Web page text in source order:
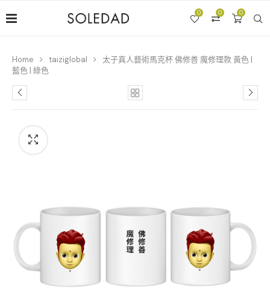
0
0
0
Home taiziglobal
太子真人藝術馬克杯 佛修善 魔修理款 黃色 |
藍色 | 綠色